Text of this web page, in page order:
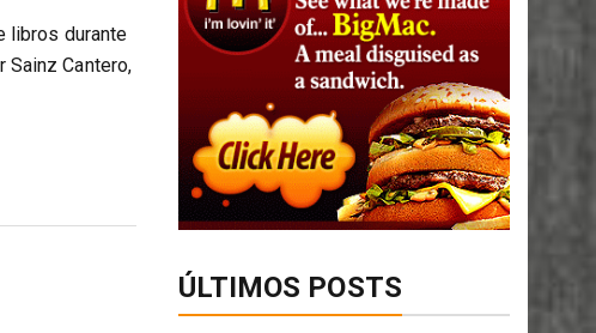
libros durante
Cantero,
ÚLTIMOS POSTS